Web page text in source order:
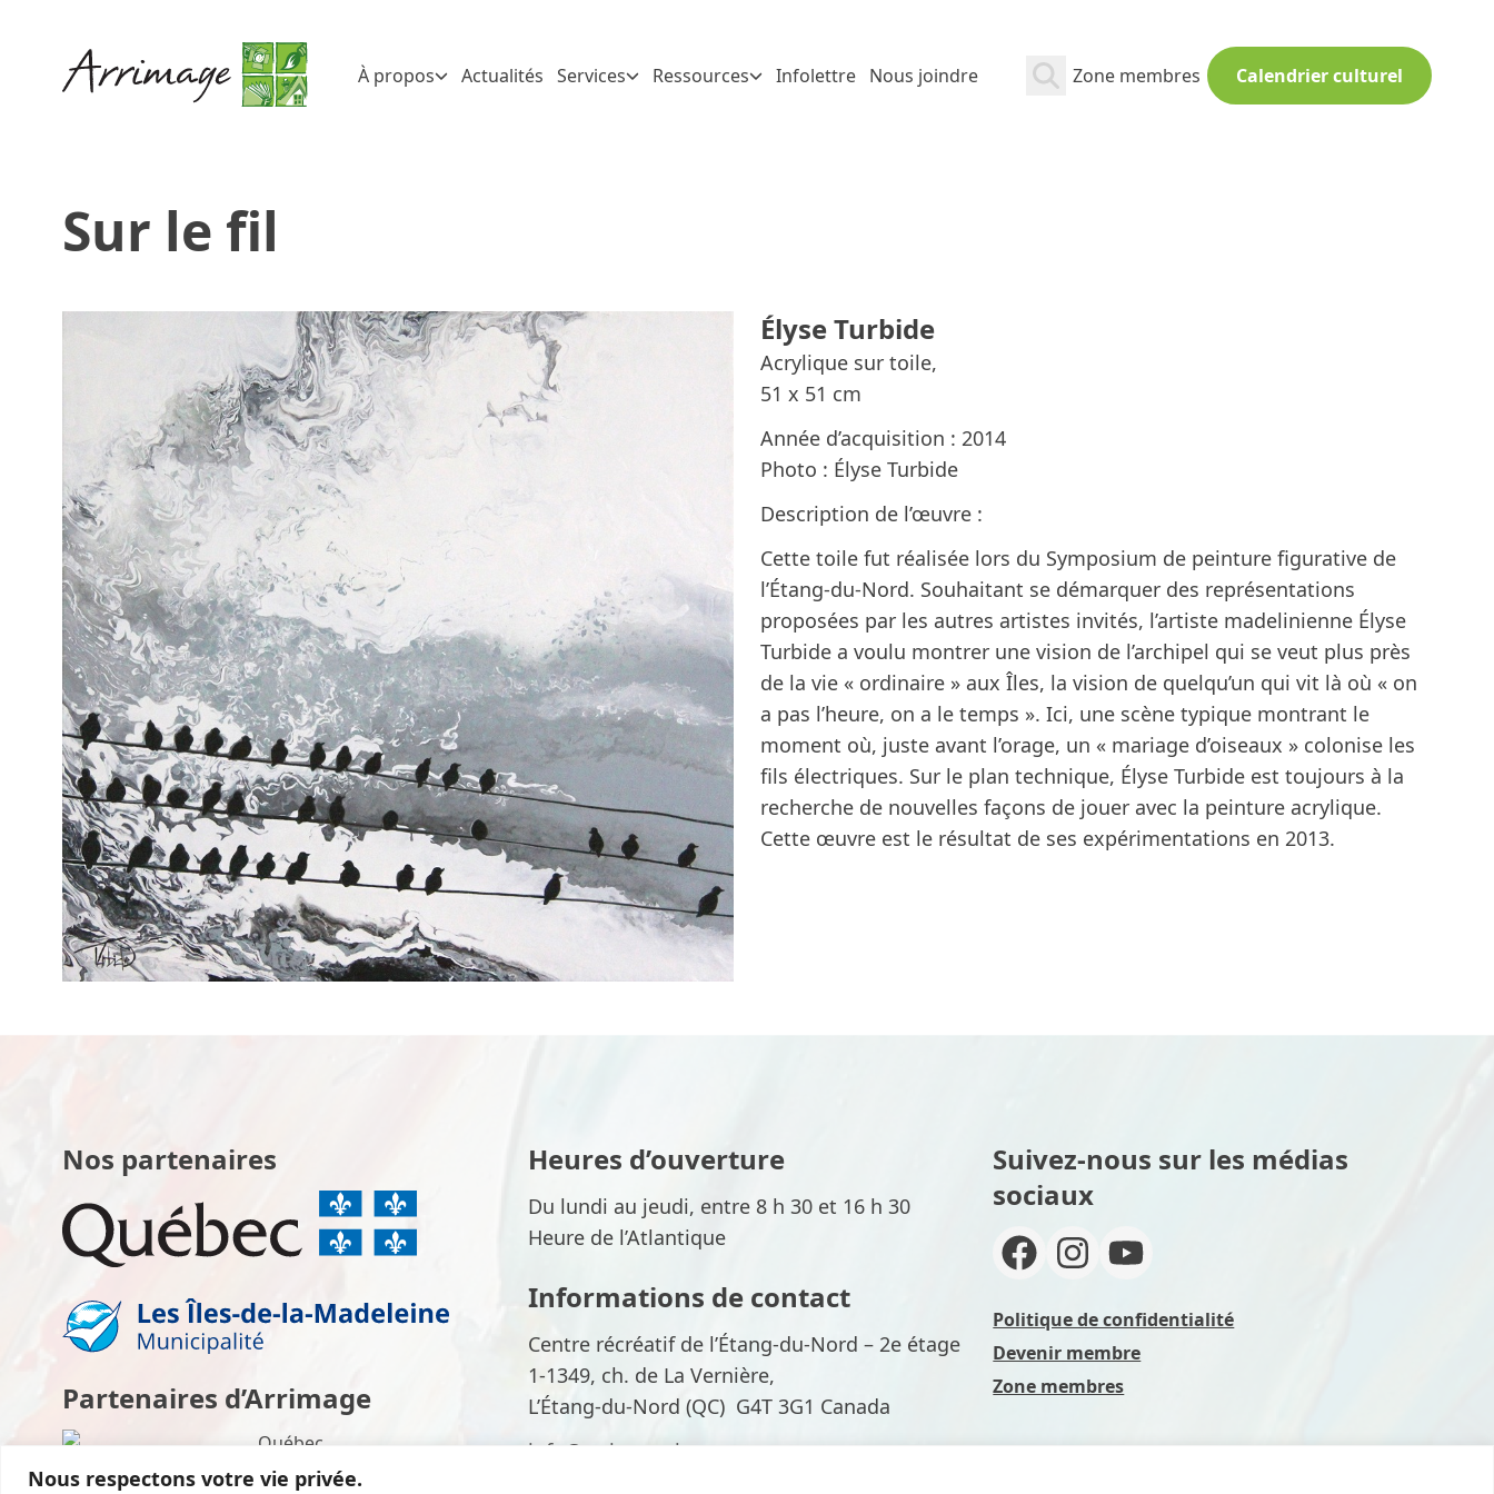
Nous respectons votre vie privée.
À propos Actualités Services Ressources Infolettre Nous joindre Zone membres Calendrier culturel
Sur le fil
Élyse Turbide
Acrylique sur toile,
51 x 51 cm
Année d’acquisition : 2014
Photo : Élyse Turbide
Description de l’œuvre :
Cette toile fut réalisée lors du Symposium de peinture figurative de
l’Étang-du-Nord. Souhaitant se démarquer des représentations
proposées par les autres artistes invités, l’artiste madelinienne Élyse
Turbide a voulu montrer une vision de l’archipel qui se veut plus près
de la vie « ordinaire » aux Îles, la vision de quelqu’un qui vit là où « on
a pas l’heure, on a le temps ». Ici, une scène typique montrant le
moment où, juste avant l’orage, un « mariage d’oiseaux » colonise les
fils électriques. Sur le plan technique, Élyse Turbide est toujours à la
recherche de nouvelles façons de jouer avec la peinture acrylique.
Cette œuvre est le résultat de ses expérimentations en 2013.
Nos partenaires
Partenaires d’Arrimage
Heures d’ouverture
Du lundi au jeudi, entre 8 h 30 et 16 h 30
Heure de l’Atlantique
Informations de contact
Centre récréatif de l’Étang-du-Nord – 2e étage
1-1349, ch. de La Vernière,
L’Étang-du-Nord (QC) G4T 3G1 Canada
info@arrimage-im.qc.ca
Suivez-nous sur les médias
sociaux
Politique de confidentialité
Devenir membre
Zone membres